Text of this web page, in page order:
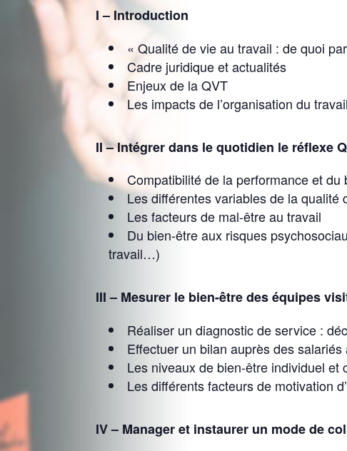
I – Introduction
« Qualité de vie au travail : de quoi
Cadre juridique et actualités
Enjeux de la QVT
Les impacts de l’organisation du
II – Intégrer dans le quotidien le réflexe
Compatibilité de la performance et du
Les différentes variables de la qualité
Les facteurs de mal-être au travail
Du bien-être aux risques
travail…)
III – Mesurer le bien-être des équipes
Réaliser un diagnostic de service :
Effectuer un bilan auprès des
Les niveaux de bien-être individuel et
Les différents facteurs de motivation
IV – Manager et instaurer un mode de